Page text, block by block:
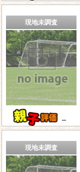
現地未調査
－
現地未調査